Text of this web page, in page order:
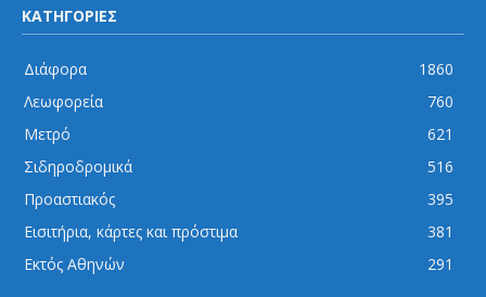
ΚΑΤΗΓΟΡΙΕΣ
Διάφορα
1860
Λεωφορεία
760
Μετρό
621
Σιδηροδρομικά
516
Προαστιακός
395
Εισιτήρια, κάρτες και πρόστιμα
381
Εκτός Αθηνών
291